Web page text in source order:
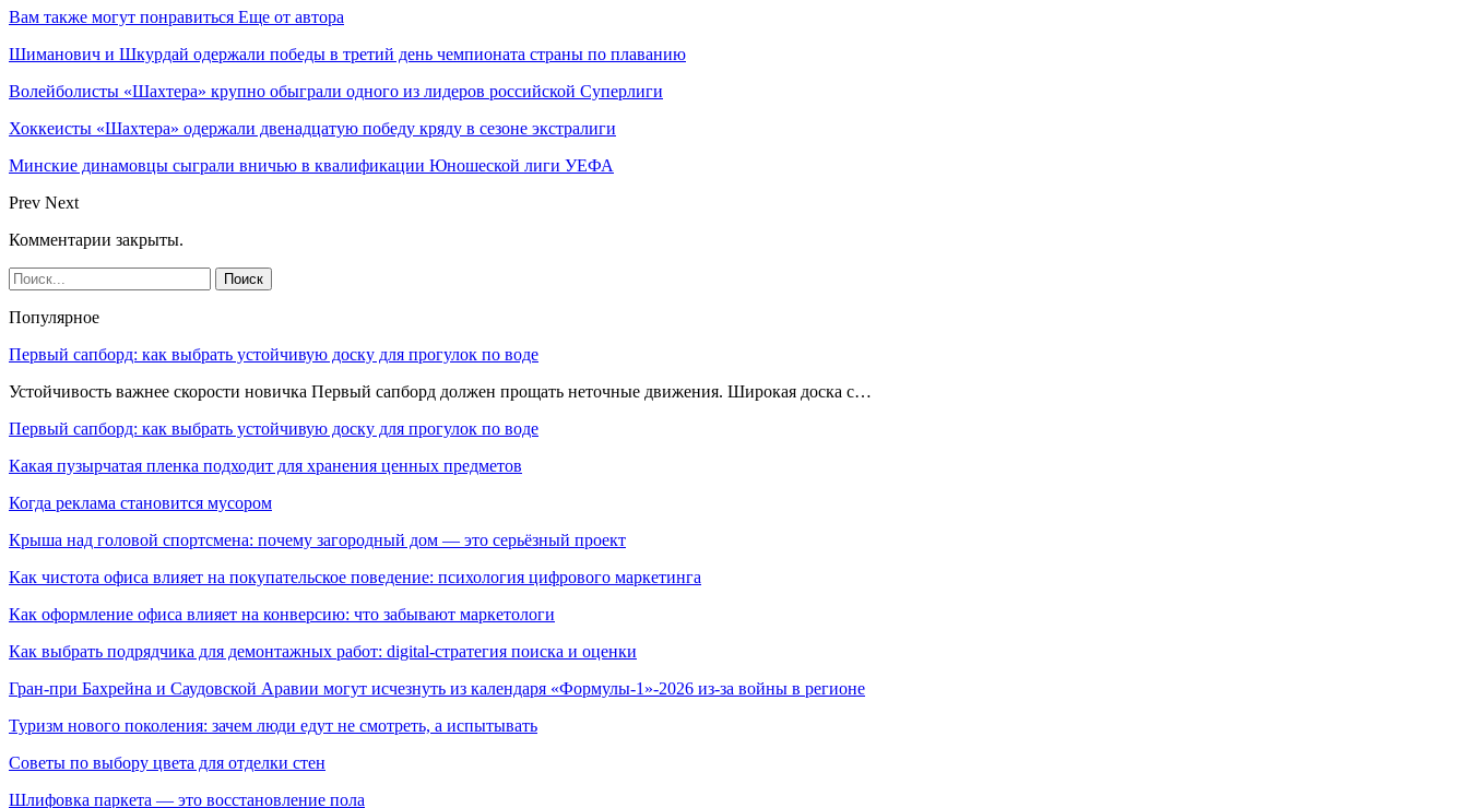
Вам также могут понравиться Еще от автора
Шиманович и Шкурдай одержали победы в третий день чемпионата страны по плаванию
Волейболисты «Шахтера» крупно обыграли одного из лидеров российской Суперлиги
Хоккеисты «Шахтера» одержали двенадцатую победу кряду в сезоне экстралиги
Минские динамовцы сыграли вничью в квалификации Юношеской лиги УЕФА
Prev Next
Комментарии закрыты.
Популярное
Первый сапборд: как выбрать устойчивую доску для прогулок по воде
Устойчивость важнее скорости новичка Первый сапборд должен прощать неточные движения. Широкая доска с…
Первый сапборд: как выбрать устойчивую доску для прогулок по воде
Какая пузырчатая пленка подходит для хранения ценных предметов
Когда реклама становится мусором
Крыша над головой спортсмена: почему загородный дом — это серьёзный проект
Как чистота офиса влияет на покупательское поведение: психология цифрового маркетинга
Как оформление офиса влияет на конверсию: что забывают маркетологи
Как выбрать подрядчика для демонтажных работ: digital-стратегия поиска и оценки
Гран-при Бахрейна и Саудовской Аравии могут исчезнуть из календаря «Формулы-1»-2026 из-за войны в регионе
Туризм нового поколения: зачем люди едут не смотреть, а испытывать
Советы по выбору цвета для отделки стен
Шлифовка паркета — это восстановление пола